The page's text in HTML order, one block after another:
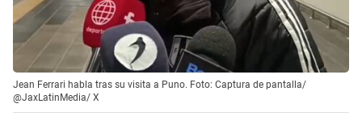
Jean Ferrari habla tras su visita a Puno. Foto: Captura de pantalla/
@JaxLatinMedia/ X